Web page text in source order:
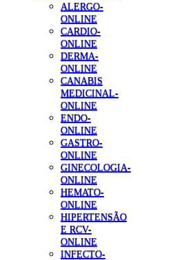
ALERGO-
ONLINE
CARDIO-
ONLINE
DERMA-
ONLINE
CANABIS
MEDICINAL-
ONLINE
ENDO-
ONLINE
GASTRO-
ONLINE
GINECOLOGIA-
ONLINE
HEMATO-
ONLINE
HIPERTENSÃO
E RCV-
ONLINE
INFECTO-